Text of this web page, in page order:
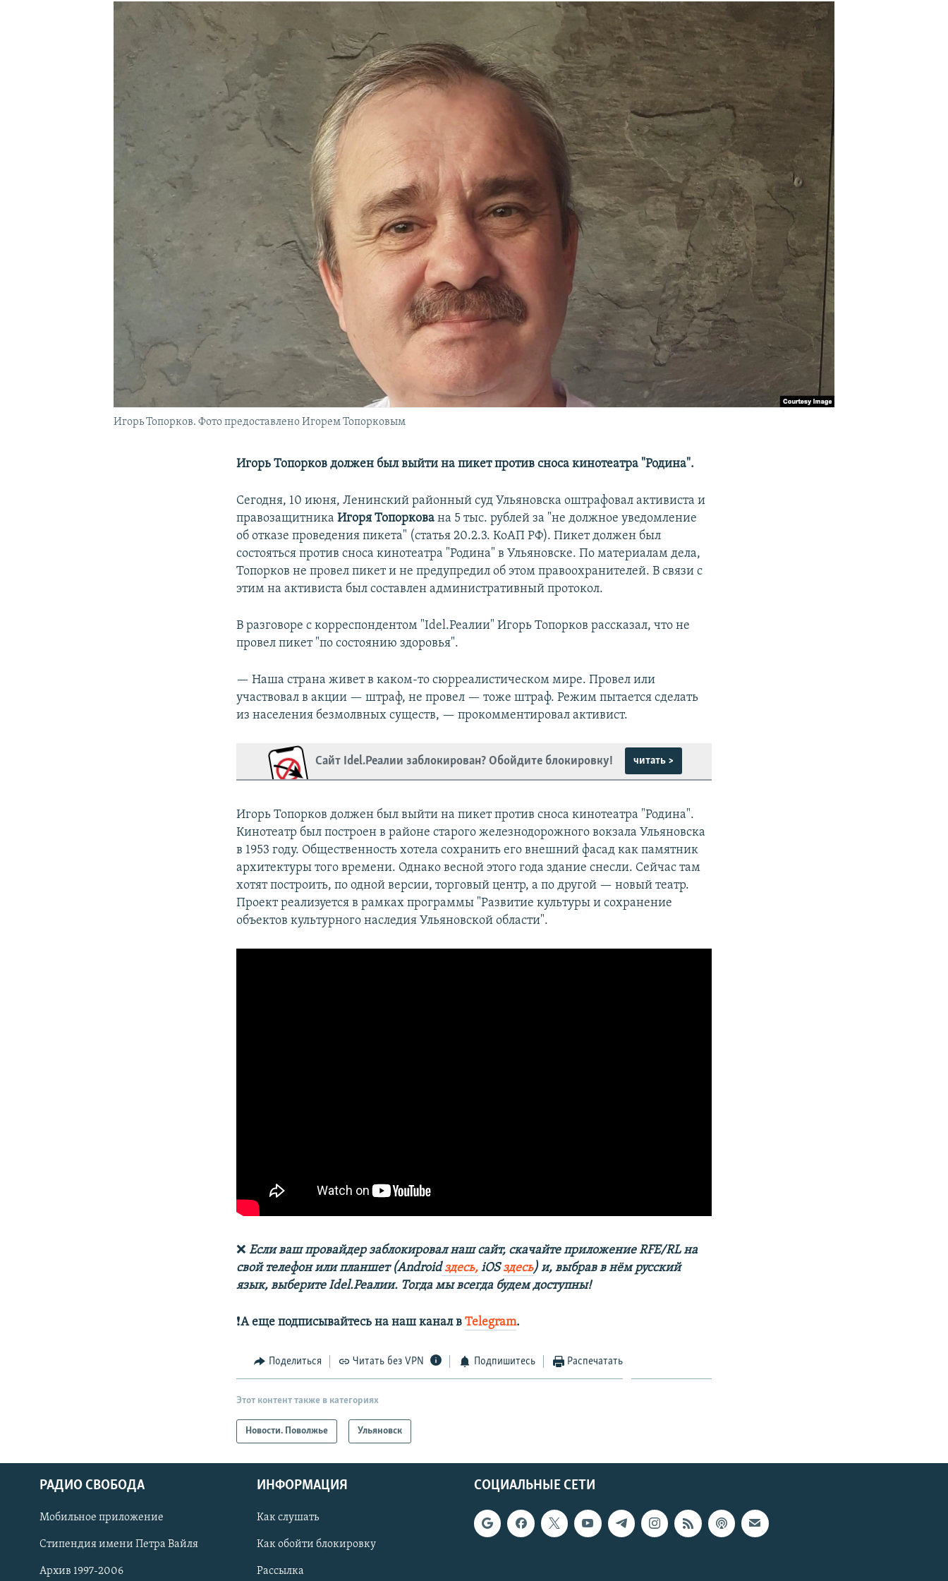
ПОДПИШИТЕСЬ НА РАССЫЛКУ
СОЦИАЛЬНЫЕ СЕТИ
Игорь Топорков. Фото предоставлено Игорем Топорковым
Игорь Топорков должен был выйти на пикет против сноса кинотеатра "Родина".
Сегодня, 10 июня, Ленинский районный суд Ульяновска оштрафовал активиста и
правозащитникаИгоря Топоркована 5 тыс. рублей за "не должное уведомление
об отказе проведения пикета" (статья 20.2.3. КоАП РФ). Пикет должен был
состояться против сноса кинотеатра "Родина" в Ульяновске. По материалам дела,
Топорков не провел пикет и не предупредил об этом правоохранителей. В связи с
этим на активиста был составлен административный протокол.
В разговоре с корреспондентом "Idel.Реалии" Игорь Топорков рассказал, что не
провел пикет "по состоянию здоровья".
— Наша страна живет в каком-то сюрреалистическом мире. Провел или
участвовал в акции — штраф, не провел — тоже штраф. Режим пытается сделать
из населения безмолвных существ, — прокомментировал активист.
Сайт Idel.Реалии заблокирован? Обойдите блокировку! читать >
Игорь Топорков должен был выйти на пикет против сноса кинотеатра "Родина".
Кинотеатр был построен в районе старого железнодорожного вокзала Ульяновска
в 1953 году. Общественность хотела сохранить его внешний фасад как памятник
архитектуры того времени. Однако весной этого года здание снесли. Сейчас там
хотят построить, по одной версии, торговый центр, а по другой — новый театр.
Проект реализуется в рамках программы "Развитие культуры и сохранение
объектов культурного наследия Ульяновской области".
❌Если ваш провайдер заблокировал наш сайт, скачайте приложение RFE/RL на
свой телефон или планшет (Androidздесь, iOSздесь) и, выбрав в нём русский
язык, выберите Idel.Реалии. Тогда мы всегда будем доступны!
❗️А еще подписывайтесь на наш канал вTelegram.
Поделиться Читать без VPN Подпишитесь Распечатать
Этот контент также в категориях
Новости. Поволжье Ульяновск
СОЦИАЛЬНЫЕ СЕТИ
РАДИО СВОБОДА
Мобильное приложение
Стипендия имени Петра Вайля
Архив 1997-2006
ИНФОРМАЦИЯ
Как слушать
Как обойти блокировку
Рассылка